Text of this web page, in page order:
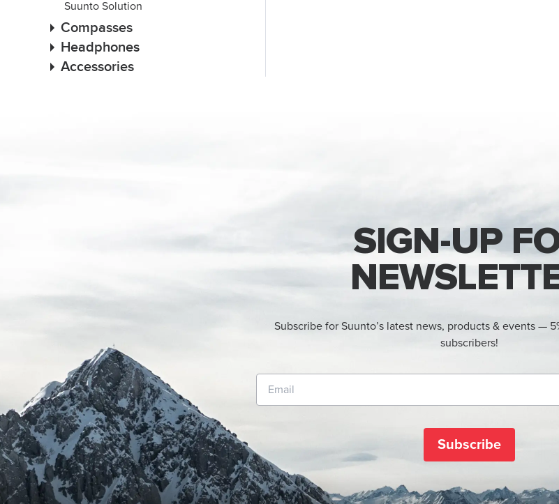
Suunto Solution
Compasses
Headphones
Accessories
SIGN-UP
Subscribe for Suunto’s latest news, products & events —
subscribers!
Subscribe